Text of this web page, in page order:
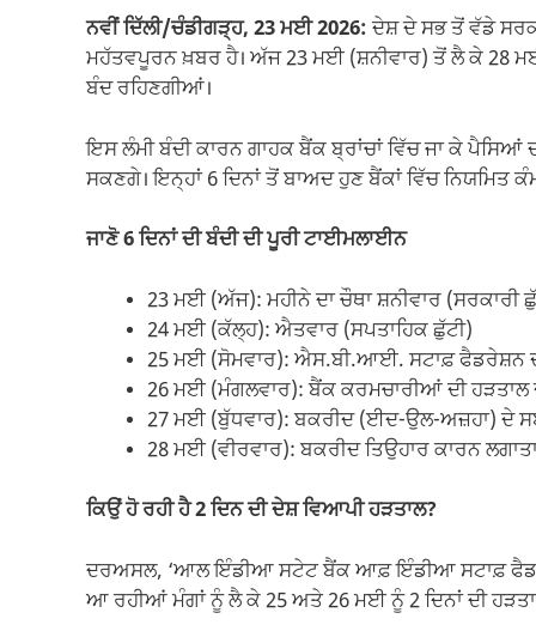
ਨਵੀਂ ਦਿੱਲੀ/ਚੰਡੀਗੜ੍ਹ, 23 ਮਈ 2026:ਦੇਸ਼ ਦੇ ਸਭ ਤੋਂ ਵੱਡੇ
ਮਹੱਤਵਪੂਰਨ ਖ਼ਬਰ ਹੈ। ਅੱਜ 23 ਮਈ (ਸ਼ਨੀਵਾਰ) ਤੋਂ ਲੈ ਕੇ 28
ਬੰਦ ਰਹਿਣਗੀਆਂ।
ਇਸ ਲੰਮੀ ਬੰਦੀ ਕਾਰਨ ਗਾਹਕ ਬੈਂਕ ਬ੍ਰਾਂਚਾਂ ਵਿੱਚ ਜਾ ਕੇ
ਸਕਣਗੇ। ਇਨ੍ਹਾਂ 6 ਦਿਨਾਂ ਤੋਂ ਬਾਅਦ ਹੁਣ ਬੈਂਕਾਂ ਵਿੱਚ ਨਿਯਮਿਤ
ਜਾਣੋ 6 ਦਿਨਾਂ ਦੀ ਬੰਦੀ ਦੀ ਪੂਰੀ ਟਾਈਮਲਾਈਨ
23 ਮਈ (ਅੱਜ): ਮਹੀਨੇ ਦਾ ਚੌਥਾ ਸ਼ਨੀਵਾਰ (ਸਰਕਾਰੀ
24 ਮਈ (ਕੱਲ੍ਹ): ਐਤਵਾਰ (ਸਪਤਾਹਿਕ ਛੁੱਟੀ)
25 ਮਈ (ਸੋਮਵਾਰ): ਐਸ.ਬੀ.ਆਈ. ਸਟਾਫ਼ ਫੈਡਰੇਸ਼ਨ
26 ਮਈ (ਮੰਗਲਵਾਰ): ਬੈਂਕ ਕਰਮਚਾਰੀਆਂ ਦੀ ਹੜਤਾਲ
27 ਮਈ (ਬੁੱਧਵਾਰ): ਬਕਰੀਦ (ਈਦ-ਉਲ-ਅਜ਼ਹਾ) ਦੇ
28 ਮਈ (ਵੀਰਵਾਰ): ਬਕਰੀਦ ਤਿਉਹਾਰ ਕਾਰਨ
ਕਿਉਂ ਹੋ ਰਹੀ ਹੈ 2 ਦਿਨ ਦੀ ਦੇਸ਼ ਵਿਆਪੀ ਹੜਤਾਲ?
ਦਰਅਸਲ, ‘ਆਲ ਇੰਡੀਆ ਸਟੇਟ ਬੈਂਕ ਆਫ਼ ਇੰਡੀਆ ਸਟਾਫ਼
ਆ ਰਹੀਆਂ ਮੰਗਾਂ ਨੂੰ ਲੈ ਕੇ 25 ਅਤੇ 26 ਮਈ ਨੂੰ 2 ਦਿਨਾਂ ਦੀ